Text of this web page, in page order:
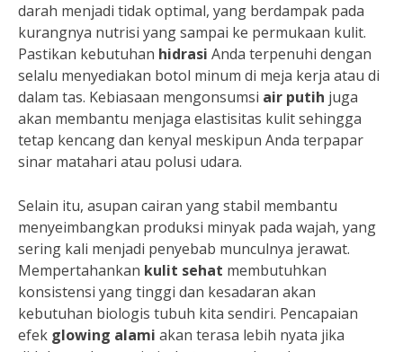
darah menjadi tidak optimal, yang berdampak pada
kurangnya nutrisi yang sampai ke permukaan kulit.
Pastikan kebutuhan hidrasi Anda terpenuhi dengan
selalu menyediakan botol minum di meja kerja atau di
dalam tas. Kebiasaan mengonsumsi air putih juga
akan membantu menjaga elastisitas kulit sehingga
tetap kencang dan kenyal meskipun Anda terpapar
sinar matahari atau polusi udara.
Selain itu, asupan cairan yang stabil membantu
menyeimbangkan produksi minyak pada wajah, yang
sering kali menjadi penyebab munculnya jerawat.
Mempertahankan kulit sehat membutuhkan
konsistensi yang tinggi dan kesadaran akan
kebutuhan biologis tubuh kita sendiri. Pencapaian
efek glowing alami akan terasa lebih nyata jika